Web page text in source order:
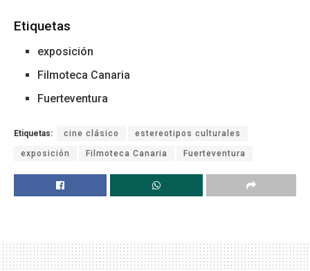
Etiquetas
exposición
Filmoteca Canaria
Fuerteventura
Etiquetas: cine clásico estereotipos culturales
exposición Filmoteca Canaria Fuerteventura